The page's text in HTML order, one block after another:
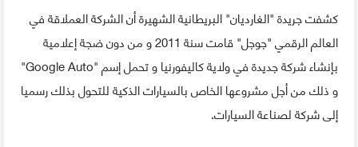
كشفت جريدة "الغارديان" البريطانية الشهيرة أن الشركة العملاقة في
العالم الرقمي "جوجل" قامت سنة 2011 و من دون ضجة إعلامية
بإنشاء شركة جديدة في ولاية كاليفورنيا و تحمل إسم "Google Auto"
و ذلك من أجل مشروعها الخاص بالسيارات الذكية للتحول بذلك رسميا
إلى شركة لصناعة السيارات.